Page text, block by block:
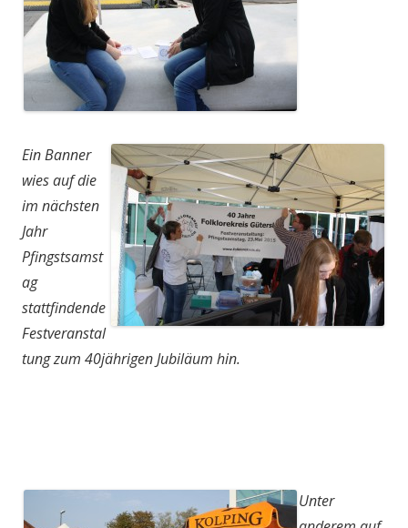
Ein Banner
wies auf die
im nächsten
Jahr
Pfingstsamst
ag
stattfindende
Festveranstal
tung zum 40jährigen Jubiläum hin.
Unter